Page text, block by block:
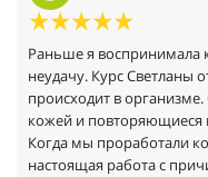
Раньше я воспринимала
неудачу. Курс Светланы
происходит в
кожей и повторяющиеся
Когда мы проработали
настоящая работа с